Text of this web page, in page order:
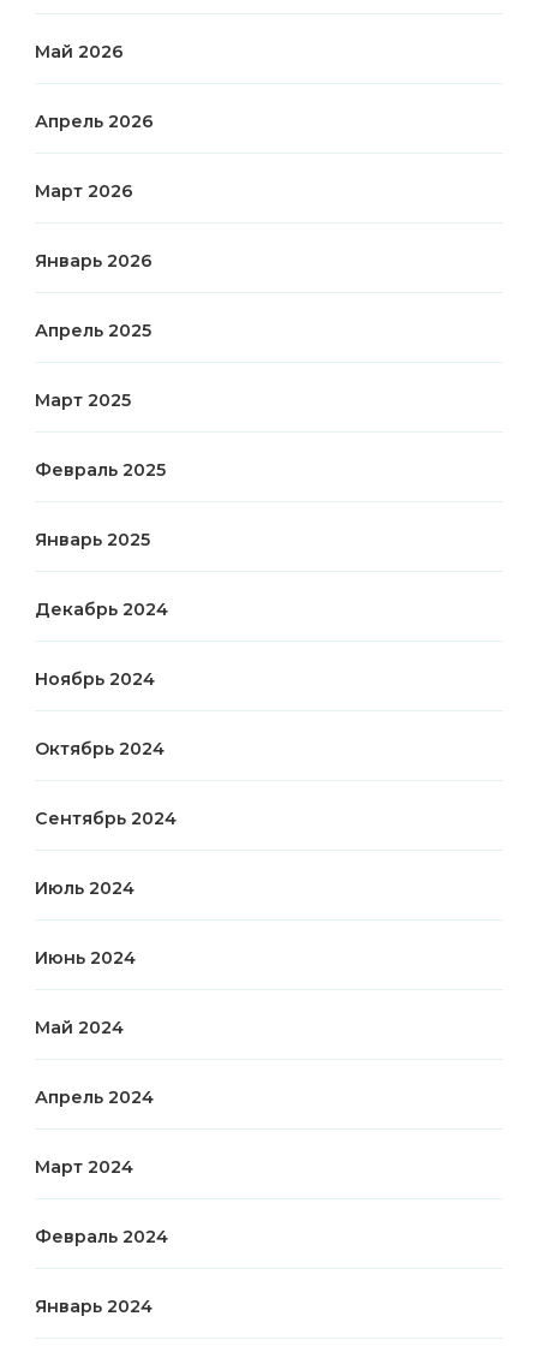
Май 2026
Апрель 2026
Март 2026
Январь 2026
Апрель 2025
Март 2025
Февраль 2025
Январь 2025
Декабрь 2024
Ноябрь 2024
Октябрь 2024
Сентябрь 2024
Июль 2024
Июнь 2024
Май 2024
Апрель 2024
Март 2024
Февраль 2024
Январь 2024